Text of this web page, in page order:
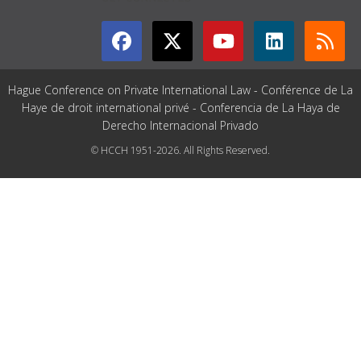
Hague Conference on Private International Law - Conférence de La
Haye de droit international privé - Conferencia de La Haya de
Derecho Internacional Privado
© HCCH 1951-2026. All Rights Reserved.